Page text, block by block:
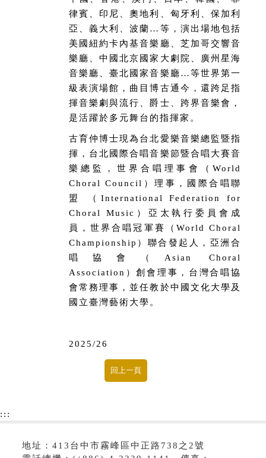
律賓、印尼、奧地利、匈牙利、保加利
亞、義大利、波蘭…等，演出場地包括
美國紐約卡內基音樂廳、芝加哥交響音
樂廳、中國北京國家大劇院、廣州星海
音樂廳、臺北國家音樂廳…等世界第一
級表演場館，曲目博古通今，還跨足指
揮音樂劇與流行、爵士、跨界音樂會，
是活躍於多元舞台的指揮家。
古育仲博士現為台北愛樂音樂總監暨指
揮，台北國際合唱音樂節暨合唱大賽音
樂總監，世界合唱理事會（World
Choral Council）理事，國際合唱聯
盟 （International Federation for
Choral Music）亞太執行委員會成
員，世界合唱冠軍賽（World Choral
Championship）聯合發起人，亞洲合
唱協會（Asian Choral
Association）創會理事，台灣合唱協
會常務理事，並任教於中國文化大學及
國立臺灣藝術大學。
2025/26
:::
地址：413台中市霧峰區中正路738之2號